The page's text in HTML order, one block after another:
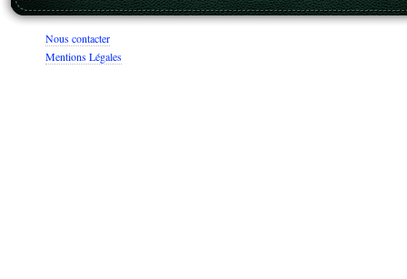
Nous contacter
Mentions Légales